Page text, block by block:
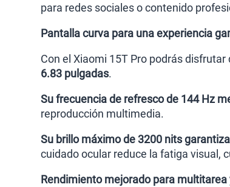
para redes sociales o contenido
Pantalla curva para una experiencia
Con el Xiaomi 15T Pro podrás
6.83 pulgadas.
Su frecuencia de refresco de 144 Hz
reproducción multimedia.
Su brillo máximo de 3200 nits
cuidado ocular reduce la fatiga visual,
Rendimiento mejorado para multitarea